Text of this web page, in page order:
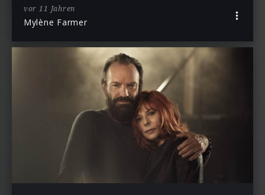
vor 11 Jahren
Mylène Farmer